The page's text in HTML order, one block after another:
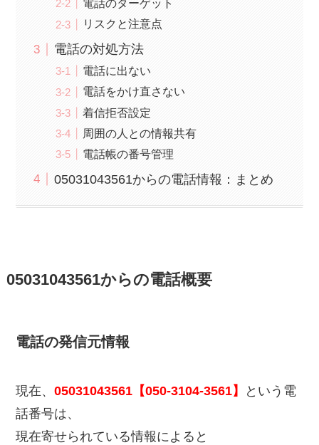
電話のターゲット
リスクと注意点
電話の対処方法
電話に出ない
電話をかけ直さない
着信拒否設定
周囲の人との情報共有
電話帳の番号管理
05031043561からの電話情報：まとめ
05031043561からの電話概要
電話の発信元情報
現在、05031043561【050-3104-3561】
という電
話番号は、
現在寄せられている情報によると